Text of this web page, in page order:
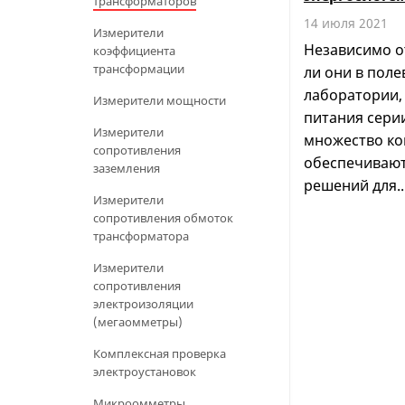
проводятся
14 июля 2021
Независимо
ли они в
питания
множество
решений
Измерители
коэффициента
трансформации
Измерители мощности
Измерители
сопротивления
заземления
Измерители
сопротивления обмоток
трансформатора
Измерители
сопротивления
электроизоляции
(мегаомметры)
Комплексная проверка
электроустановок